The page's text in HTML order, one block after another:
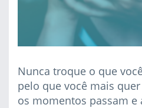
Nunca troque o que
pelo que você mais
os momentos passam e